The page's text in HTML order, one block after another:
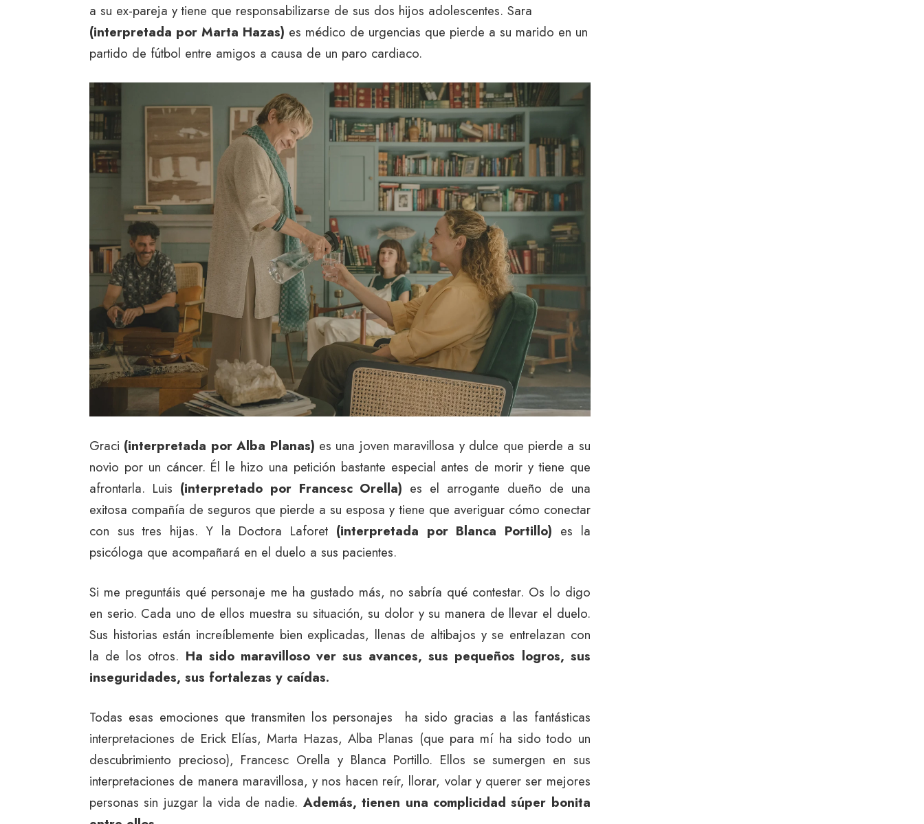
a su ex-pareja y tiene que responsabilizarse de sus dos hijos adolescentes. Sara
(interpretada por Marta Hazas) es médico de urgencias que pierde a su marido en un
partido de fútbol entre amigos a causa de un paro cardiaco.
Graci (interpretada por Alba Planas) es una joven maravillosa y dulce que pierde a su
novio por un cáncer. Él le hizo una petición bastante especial antes de morir y tiene que
afrontarla. Luis (interpretado por Francesc Orella) es el arrogante dueño de una
exitosa compañía de seguros que pierde a su esposa y tiene que averiguar cómo conectar
con sus tres hijas. Y la Doctora Laforet (interpretada por Blanca Portillo) es la
psicóloga que acompañará en el duelo a sus pacientes.
Si me preguntáis qué personaje me ha gustado más, no sabría qué contestar. Os lo digo
en serio. Cada uno de ellos muestra su situación, su dolor y su manera de llevar el duelo.
Sus historias están increíblemente bien explicadas, llenas de altibajos y se entrelazan con
la de los otros. Ha sido maravilloso ver sus avances, sus pequeños logros, sus
inseguridades, sus fortalezas y caídas.
Todas esas emociones que transmiten los personajes ha sido gracias a las fantásticas
interpretaciones de Erick Elías, Marta Hazas, Alba Planas (que para mí ha sido todo un
descubrimiento precioso), Francesc Orella y Blanca Portillo. Ellos se sumergen en sus
interpretaciones de manera maravillosa, y nos hacen reír, llorar, volar y querer ser mejores
personas sin juzgar la vida de nadie. Además, tienen una complicidad súper bonita